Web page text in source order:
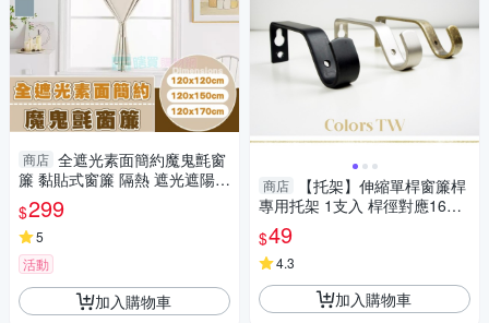
商店 全遮光素面簡約魔鬼氈窗
簾 黏貼式窗簾 隔熱 遮光遮陽
窗簾布 門簾 不透光
$299
5
活動
加入購物車
商店
【托架】伸縮單桿窗簾桿
專用托架 1支入 桿徑對應16m
m 配件 五金用品
$49
4.3
加入購物車